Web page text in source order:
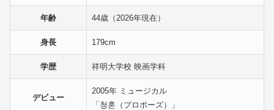
年齢 44歳（2026年現在）
身長 179cm
学歴 祥明大学校 映画学科
デビュー
2005年 ミュージカル
「청혼（プロポーズ）」